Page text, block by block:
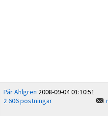
Pär Ahlgren 2008-09-04 01:10:51
2 606 postningar